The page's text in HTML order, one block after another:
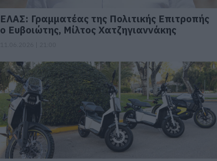
ΕΛΑΣ: Γραμματέας της Πολιτικής Επιτροπής
ο Ευβοιώτης, Μίλτος Χατζηγιαννάκης